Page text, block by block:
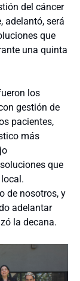
del cáncer
adelantó, será
que
una quinta
los
gestión de
pacientes,
más
que
de nosotros, y
adelantar
la decana.